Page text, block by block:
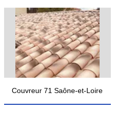
Couvreur 71 Saône-et-Loire